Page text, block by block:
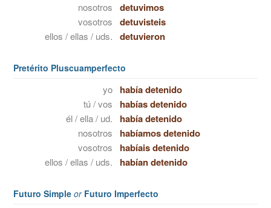
nosotros detuvimos
vosotros detuvisteis
ellos / ellas / uds. detuvieron
Pretérito Pluscuamperfecto
yo había detenido
tú / vos habías detenido
él / ella / ud. había detenido
nosotros habíamos detenido
vosotros habíais detenido
ellos / ellas / uds. habían detenido
Futuro Simple orFuturo Imperfecto